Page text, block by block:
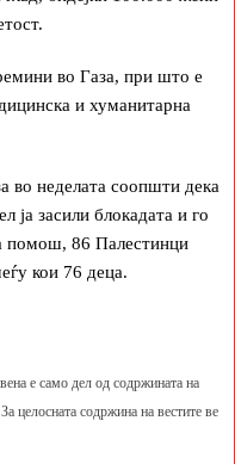
во Газа, при што е
и хуманитарна
во неделата соопшти дека
ја засили блокадата и го
помош, 86 Палестинци
кои 76 деца.
е само дел од содржината на
целосната содржина на вестите ве